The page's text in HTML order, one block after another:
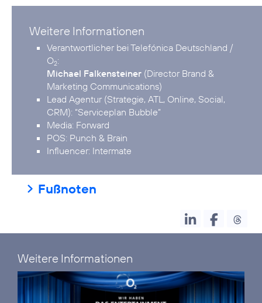
Weitere Informationen
Verantwortlicher bei Telefónica Deutschland /
O2
Michael Falkensteiner (Director Brand &
Marketing Communications)
Lead Agentur (Strategie, ATL, Online, Social,
CRM): “Serviceplan Bubble”
Media: Forward
POS: Punch & Brain
Influencer: Intermate
Fußnoten
Weitere Informationen